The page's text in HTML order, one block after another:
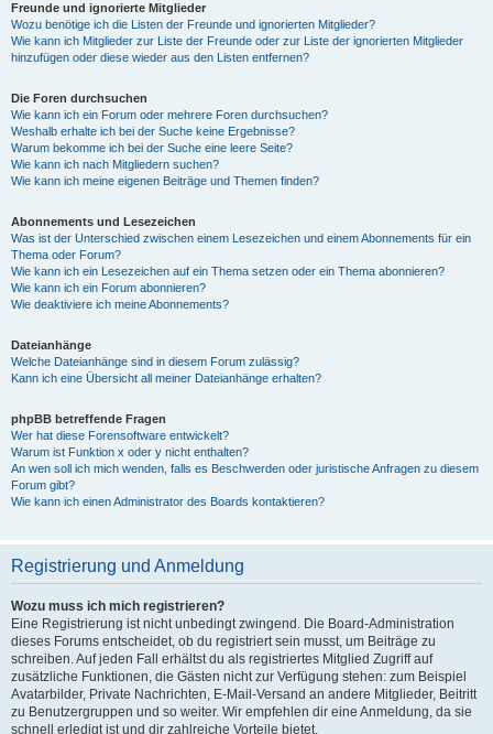
Freunde und ignorierte Mitglieder
Wozu benötige ich die Listen der Freunde und ignorierten Mitglieder?
Wie kann ich Mitglieder zur Liste der Freunde oder zur Liste der ignorierten Mitglieder
hinzufügen oder diese wieder aus den Listen entfernen?
Die Foren durchsuchen
Wie kann ich ein Forum oder mehrere Foren durchsuchen?
Weshalb erhalte ich bei der Suche keine Ergebnisse?
Warum bekomme ich bei der Suche eine leere Seite?
Wie kann ich nach Mitgliedern suchen?
Wie kann ich meine eigenen Beiträge und Themen finden?
Abonnements und Lesezeichen
Was ist der Unterschied zwischen einem Lesezeichen und einem Abonnements für ein
Thema oder Forum?
Wie kann ich ein Lesezeichen auf ein Thema setzen oder ein Thema abonnieren?
Wie kann ich ein Forum abonnieren?
Wie deaktiviere ich meine Abonnements?
Dateianhänge
Welche Dateianhänge sind in diesem Forum zulässig?
Kann ich eine Übersicht all meiner Dateianhänge erhalten?
phpBB betreffende Fragen
Wer hat diese Forensoftware entwickelt?
Warum ist Funktion x oder y nicht enthalten?
An wen soll ich mich wenden, falls es Beschwerden oder juristische Anfragen zu diesem
Forum gibt?
Wie kann ich einen Administrator des Boards kontaktieren?
Registrierung und Anmeldung
Wozu muss ich mich registrieren?
Eine Registrierung ist nicht unbedingt zwingend. Die Board-Administration
dieses Forums entscheidet, ob du registriert sein musst, um Beiträge zu
schreiben. Auf jeden Fall erhältst du als registriertes Mitglied Zugriff auf
zusätzliche Funktionen, die Gästen nicht zur Verfügung stehen: zum Beispiel
Avatarbilder, Private Nachrichten, E-Mail-Versand an andere Mitglieder, Beitritt
zu Benutzergruppen und so weiter. Wir empfehlen dir eine Anmeldung, da sie
schnell erledigt ist und dir zahlreiche Vorteile bietet.